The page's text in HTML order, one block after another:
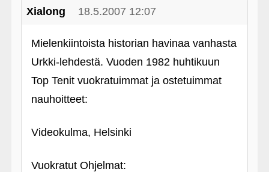
Xialong 18.5.2007 12:07
Mielenkiintoista historian havinaa vanhasta
Urkki-lehdestä. Vuoden 1982 huhtikuun
Top Tenit vuokratuimmat ja ostetuimmat
nauhoitteet:
Videokulma, Helsinki
Vuokratut Ohjelmat: